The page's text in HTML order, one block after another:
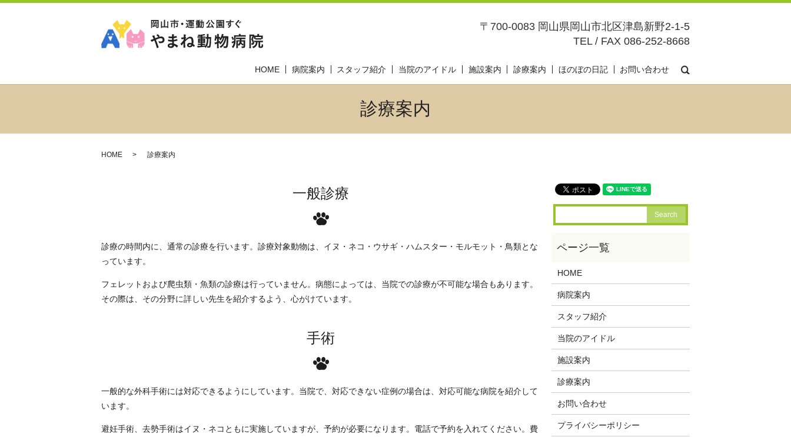
〒700-0083 岡山県岡山市北区津島新野2-1-5
TEL / FAX 086-252-8668
HOME 病院案内 スタッフ紹介 当院のアイドル 施設案内 診療案内 ほのぼの日記 お問い合わせ
診療案内
HOME 診療案内
一般診療
診療の時間内に、通常の診療を行います。診療対象動物は、イヌ・ネコ・ウサギ・ハムスター・モルモット・鳥類とな
っています。
フェレットおよび爬虫類・魚類の診療は行っていません。病態によっては、当院での診療が不可能な場合もあります。
その際は、その分野に詳しい先生を紹介するよう、心がけています。
手術
一般的な外科手術には対応できるようにしています。当院で、対応できない症例の場合は、対応可能な病院を紹介して
います。
避妊手術、去勢手術はイヌ・ネコともに実施していますが、予約が必要になります。電話で予約を入れてください。費
HOME
病院案内
スタッフ紹介
当院のアイドル
施設案内
診療案内
お問い合わせ
プライバシーポリシー